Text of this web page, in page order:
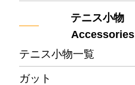
テニス小物
Accessories
テニス小物一覧
ガット